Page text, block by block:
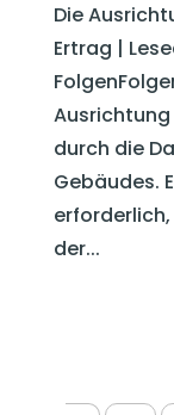
Die
Ertrag |
Ausrichtung
durch die
Gebäudes.
der...